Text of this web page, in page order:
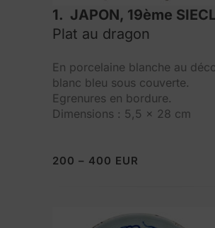
1. JAPON, 19ème
Plat au dragon
En porcelaine blanche au
blanc bleu sous couverte.
Egrenures en bordure.
Dimensions : 5,5 x 28 cm
200 – 400 EUR